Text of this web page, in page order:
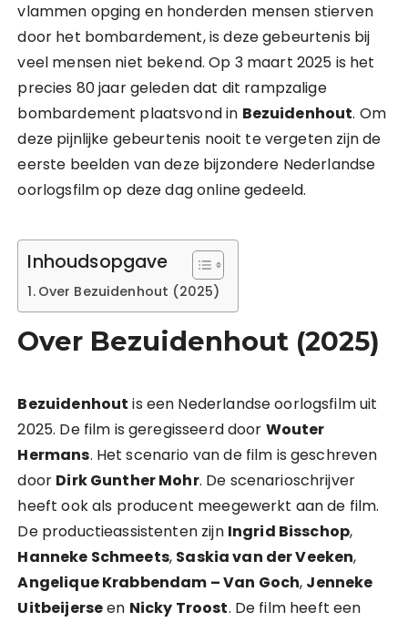
vlammen opging en honderden mensen stierven
door het bombardement, is deze gebeurtenis bij
veel mensen niet bekend. Op 3 maart 2025 is het
precies 80 jaar geleden dat dit rampzalige
bombardement plaatsvond in Bezuidenhout. Om
deze pijnlijke gebeurtenis nooit te vergeten zijn de
eerste beelden van deze bijzondere Nederlandse
oorlogsfilm op deze dag online gedeeld.
Inhoudsopgave
Over Bezuidenhout (2025)
Over Bezuidenhout (2025)
Bezuidenhout is een Nederlandse oorlogsfilm uit
2025. De film is geregisseerd door Wouter
Hermans. Het scenario van de film is geschreven
door Dirk Gunther Mohr. De scenarioschrijver
heeft ook als producent meegewerkt aan de film.
De productieassistenten zijn Ingrid Bisschop,
Hanneke Schmeets, Saskia van der Veeken,
Angelique Krabbendam – Van Goch, Jenneke
Uitbeijerseen Nicky Troost. De film heeft een